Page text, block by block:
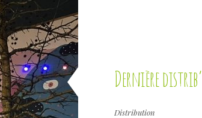
Dernière distrib’
Distribution